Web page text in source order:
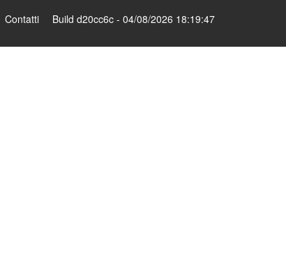
Contatti Build d20cc6c - 04/08/2026 18:19:47